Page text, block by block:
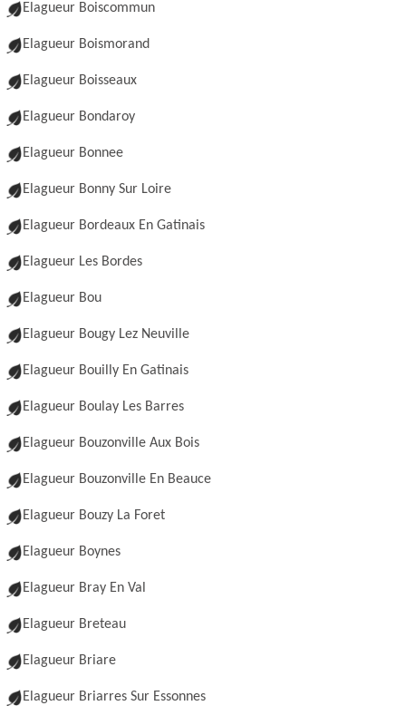
Elagueur Boiscommun
Elagueur Boismorand
Elagueur Boisseaux
Elagueur Bondaroy
Elagueur Bonnee
Elagueur Bonny Sur Loire
Elagueur Bordeaux En Gatinais
Elagueur Les Bordes
Elagueur Bou
Elagueur Bougy Lez Neuville
Elagueur Bouilly En Gatinais
Elagueur Boulay Les Barres
Elagueur Bouzonville Aux Bois
Elagueur Bouzonville En Beauce
Elagueur Bouzy La Foret
Elagueur Boynes
Elagueur Bray En Val
Elagueur Breteau
Elagueur Briare
Elagueur Briarres Sur Essonnes